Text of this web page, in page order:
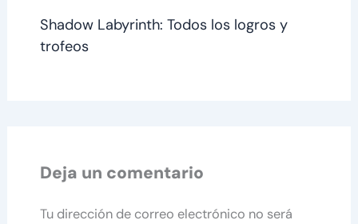
Shadow Labyrinth: Todos los logros y
trofeos
Deja un comentario
Tu dirección de correo electrónico no será